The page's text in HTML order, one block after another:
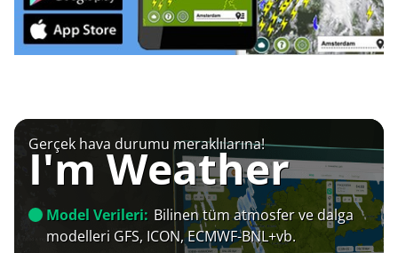
Gerçek hava durumu meraklılarına!
I'm Weather
Model Verileri: Bilinen tüm atmosfer ve dalga
modelleri GFS, ICON, ECMWF-BNL+vb.